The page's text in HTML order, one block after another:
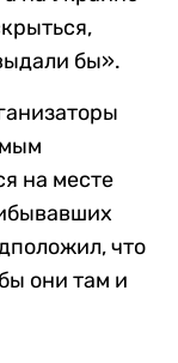
бы».
на месте
что
они там и